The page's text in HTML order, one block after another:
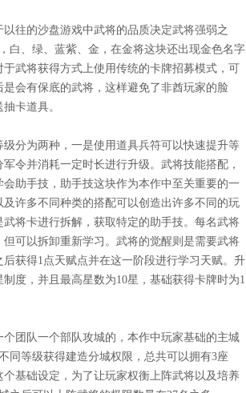
往的沙盘游戏中武将的品质决定武将强弱之
白、绿、蓝紫、金，在金将这块还出现金色名字
武将获得方式上使用传统的卡牌招募模式，可
会有保底的武将，这样避免了非酋玩家的脸
卡道具。
分为两种，一是使用道具兵符可以快速提升等
令并消耗一定时长进行升级。武将技能搭配，
会助手技，助手技这块作为本作中至关重要的一
许多不同种类的搭配可以创造出许多不同的玩
将卡进行拆解，获取特定的助手技。每名武将
可以拆卸重新学习。武将的觉醒则是需要武将
获得1点天赋点并在这一阶段进行学习天赋。升
度，并且最高星数为10星，基础获得卡牌时为1
团队一个部队攻城的，本作中玩家基础的主城
同等级获得建造分城权限，总共可以拥有3座
基础设定，为了让玩家权衡上阵武将以及培养